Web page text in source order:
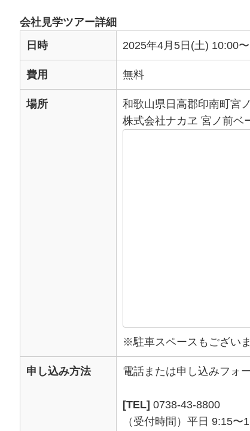
会社見学ツアー詳細
日時
2025年4月5日(土) 10:00
費用 無料
場所
和歌山県日高郡印南町宮
株式会社ナカヱ 宮ノ前ベ
※駐車スペースもござい
申し込み方法 電話または申し込みフォ
[TEL] 0738-43-8800
（受付時間）平日 9:15